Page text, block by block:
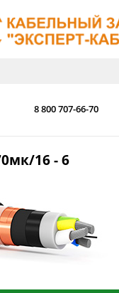
8 800 707-66-70
16 - 6